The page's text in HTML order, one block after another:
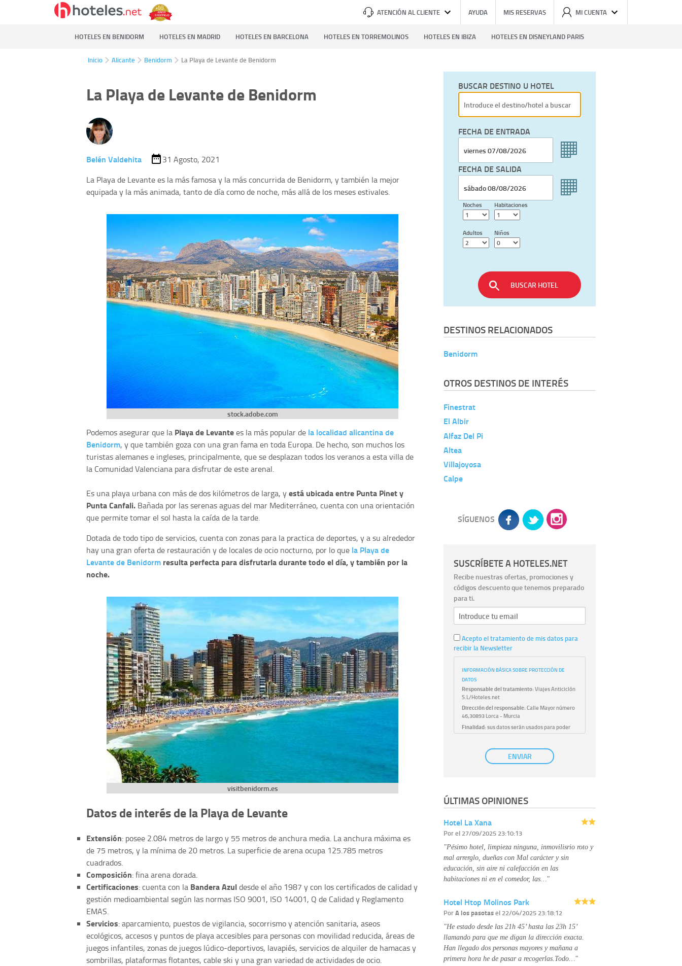
ATENCIÓN AL CLIENTE AYUDA MIS RESERVAS MI CUENTA
HOTELES EN BENIDORM HOTELES EN MADRID HOTELES EN BARCELONA HOTELES EN TORREMOLINOS HOTELES EN IBIZA HOTELES EN DISNEYLAND PARIS
Inicio Alicante Benidorm La Playa de Levante de Benidorm
La Playa de Levante de Benidorm
Belén Valdehita
31 Agosto, 2021
La Playa de Levante es la más famosa y la más concurrida de Benidorm, y también la mejor
equipada y la más animada, tanto de día como de noche, más allá de los meses estivales.
stock.adobe.com
Podemos asegurar que la Playa de Levantees la más popular de la localidad alicantina de
Benidorm, y que también goza con una gran fama en toda Europa. De hecho, son muchos los
turistas alemanes e ingleses, principalmente, que se desplazan todos los veranos a esta villa de
la Comunidad Valenciana para disfrutar de este arenal.
Es una playa urbana con más de dos kilómetros de larga, yestá ubicada entre Punta Pinet y
Punta Canfali. Bañada por las serenas aguas del mar Mediterráneo, cuenta con una orientación
que permite tomar el sol hasta la caída de la tarde.
Dotada de todo tipo de servicios, cuenta con zonas para la practica de deportes, y a su alrededor
hay una gran oferta de restauración y de locales de ocio nocturno, por lo que la Playa de
Levante de Benidorm resulta perfecta para disfrutarla durante todo el día, y también por la
noche.
visitbenidorm.es
Datos de interés de la Playa de Levante
Extensión: posee 2.084 metros de largo y 55 metros de anchura media. La anchura máxima es
de 75 metros, y la mínima de 20 metros. La superficie de arena ocupa 125.785 metros
cuadrados.
Composición: fina arena dorada.
Certificaciones: cuenta con la Bandera Azuldesde el año 1987 y con los certificados de calidad y
gestión medioambiental según las normas ISO 9001, ISO 14001, Q de Calidad y Reglamento
EMAS.
Servicios: aparcamiento, puestos de vigilancia, socorrismo y atención sanitaria, aseos
ecológicos, accesos y puntos de playa accesibles para personas con movilidad reducida, áreas de
juegos infantiles, zonas de juegos lúdico-deportivos, lavapiés, servicios de alquiler de hamacas y
sombrillas, plataformas flotantes, cable ski y una gran variedad de actividades de ocio.
BUSCAR DESTINO U HOTEL
FECHA DE ENTRADA
FECHA DE SALIDA
Noches Habitaciones
Adultos Niños
BUSCAR HOTEL
DESTINOS RELACIONADOS
Benidorm
OTROS DESTINOS DE INTERÉS
Finestrat
El Albir
Alfaz Del Pi
Altea
Villajoyosa
Calpe
SÍGUENOS
SUSCRÍBETE A HOTELES.NET
Recibe nuestras ofertas, promociones y
códigos descuento que tenemos preparado
para ti.
Acepto el tratamiento de mis datos para
recibir la Newsletter
INFORMACIÓN BÁSICA SOBRE PROTECCIÓN DE
DATOS
Responsable del tratamiento:Viajes Anticiclón
S.L/Hoteles.net
Dirección del responsable:Calle Mayor número
46,30893 Lorca - Murcia
Finalidad:sus datos serán usados para poder
atender sus solicitudes y prestarle nuestros
Publicidad: solo le enviaremos publicidad con su
autorización previa, que podrá facilitarnos
con su consentimiento previo, que podrá
facilitarnos mediante la casilla correspondiente
Destinatarios:
personal de nuestra entidad que esté
conocimiento de la información que le pedimos.
No se comunicarán datos a terceros.
Derechos: tiene derecho a saber qué
información tenemos sobre usted, corregirla y
eliminarla, tal y como se explica en la
página web.
Información complementaria:Puede consultar
tratamos sus datos en lapolítica de privacidad
ENVIAR
ÚLTIMAS OPINIONES
Hotel La Xana
Porel 27/09/2025 23:10:13
"Pésimo hotel, limpieza ninguna, inmovilisrio roto y
mal arrerglo, dueñas con Mal carácter y sin
educación, sin aire ni calefacción en las
habitaciones ni en el comedor, las…"
Hotel Htop Molinos Park
PorA los pasotasel 22/04/2025 23:18:12
"He estado desde las 21h 45’ hasta las 23h 15’
llamando para que me digan la dirección exacta.
Han llegado dos personas mayores y mañana a
primera hora he de pasar a recogerlas.Todo…"